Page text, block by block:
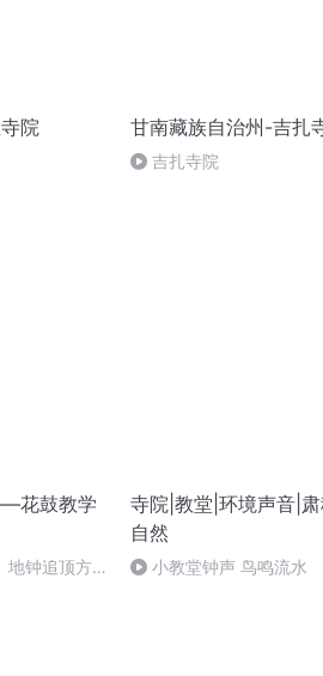
院 甘南藏族自治州-吉扎
吉扎寺院
花鼓教学
地钟追顶方
寺院|教堂|环境声音|
自然
小教堂钟声 鸟鸣流水